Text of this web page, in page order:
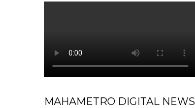
MAHAMETRO DIGITAL NEWS